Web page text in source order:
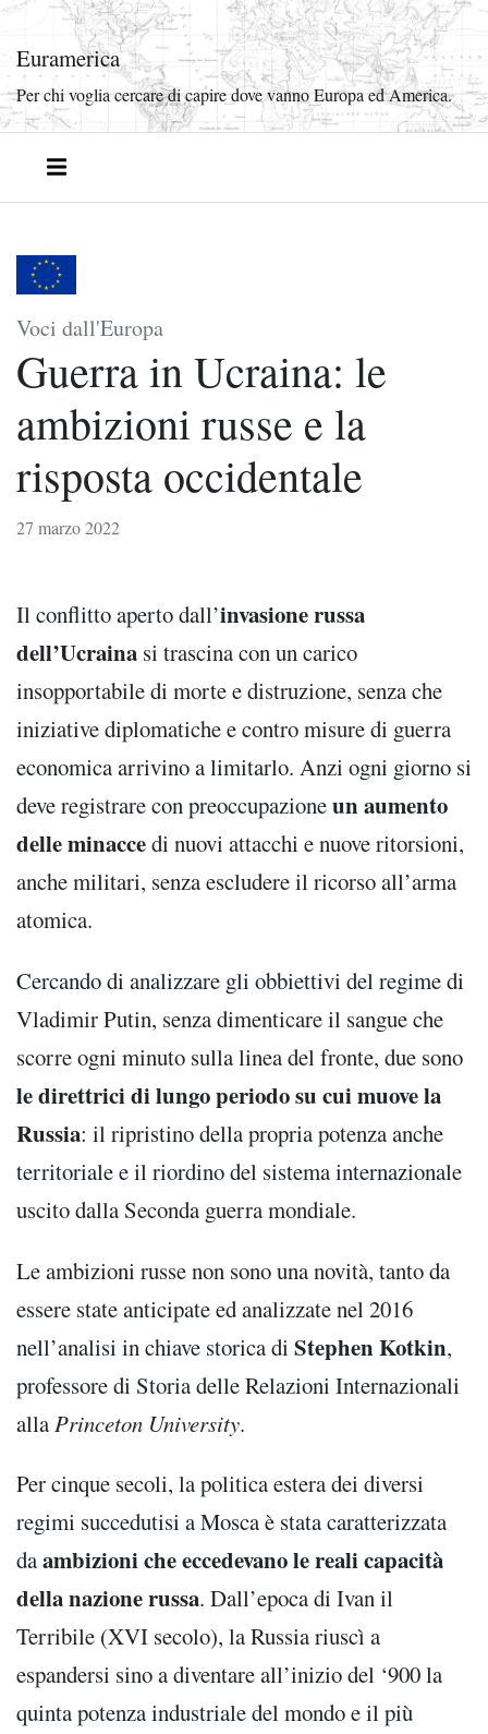
Euramerica
Per chi voglia cercare di capire dove vanno Europa ed America.
Voci dall'Europa
Guerra in Ucraina: le
ambizioni russe e la
risposta occidentale
27 marzo 2022
Il conflitto aperto dall’invasione russa
dell’Ucraina si trascina con un carico
insopportabile di morte e distruzione, senza che
iniziative diplomatiche e contro misure di guerra
economica arrivino a limitarlo. Anzi ogni giorno si
deve registrare con preoccupazioneun aumento
delle minaccedi nuovi attacchi e nuove ritorsioni,
anche militari, senza escludere il ricorso all’arma
atomica.
Cercando di analizzare gli obbiettivi del regime di
Vladimir Putin, senza dimenticare il sangue che
scorre ogni minuto sulla linea del fronte, due sono
le direttrici di lungo periodo su cui muove la
Russia: il ripristino della propria potenza anche
territoriale e il riordino del sistema internazionale
uscito dalla Seconda guerra mondiale.
Le ambizioni russe non sono una novità, tanto da
essere state anticipate ed analizzate nel 2016
nell’analisi in chiave storica di Stephen Kotkin,
professore di Storia delle Relazioni Internazionali
allaPrinceton University.
Per cinque secoli, la politica estera dei diversi
regimi succedutisi a Mosca è stata caratterizzata
daambizioni che eccedevano le reali capacità
della nazione russa. Dall’epoca di Ivan il
Terribile (XVI secolo), la Russia riuscì a
espandersi sino a diventare all’inizio del ‘900 la
quinta potenza industriale del mondo e il più